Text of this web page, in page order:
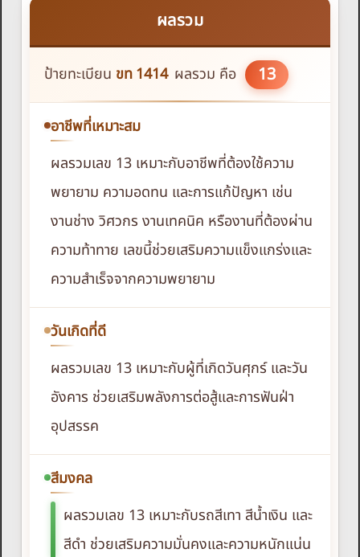
ผลรวม
ป้ายทะเบียน ขท1414 ผลรวม คือ 13
อาชีพที่เหมาะสม
ผลรวมเลข 13 เหมาะกับอาชีพที่ต้องใช้ความ
พยายาม ความอดทน และการแก้ปัญหา เช่น
งานช่าง วิศวกร งานเทคนิค หรืองานที่ต้องผ่าน
ความท้าทาย เลขนี้ช่วยเสริมความแข็งแกร่งและ
ความสำเร็จจากความพยายาม
วันเกิดที่ดี
ผลรวมเลข 13 เหมาะกับผู้ที่เกิดวันศุกร์ และวัน
อังคาร ช่วยเสริมพลังการต่อสู้และการฟันฝ่า
อุปสรรค
สีมงคล
ผลรวมเลข 13 เหมาะกับรถสีเทา สีน้ำเงิน และ
สีดำ ช่วยเสริมความมั่นคงและความหนักแน่น